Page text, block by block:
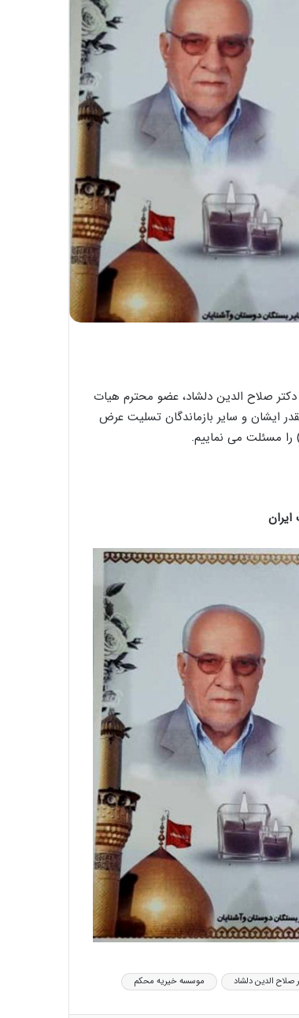
صلاح الدین دلشاد، عضو محترم هیات
ایشان و سایر بازماندگان تسلیت عرض
را مسئلت می نماییم.
صلاح الدین دلشاد موسسه خیریه محکم